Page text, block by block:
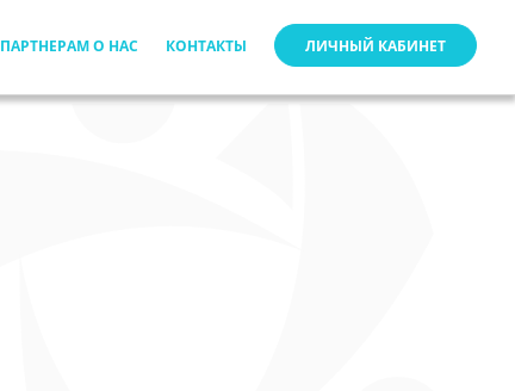
ПАРТНЕРАМ О НАС КОНТАКТЫ ЛИЧНЫЙ КАБИНЕТ